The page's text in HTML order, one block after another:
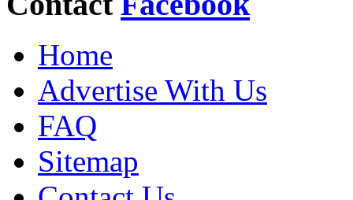
Home
Advertise With Us
FAQ
Sitemap